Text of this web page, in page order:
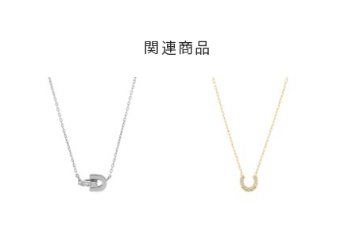
チェーン全長(取り外し不可) 40c
トップ 縦：約4.7mm 横：約7.6
mm 厚さ：約5mm
カテゴリー
ネックレス
■お届け目安が「3営業日以内に発送」の商品
例：金曜日17時までのご注文→翌週火曜日までに
発送いたします。
■お届け目安が「約1ヶ月半以内～」の商品
ご注文いただいてから在庫状況を確認いたしま
ージの購入履歴一覧よりご注文状況をご確認いた
ご注文状況が「注文済み」の場合に限り、キャ
ンセルを承ります。
メンバーシップ未登録のお客さまは、お問い合
わせフォームよりご連絡ください。
返品・交換以下の場合、商品の返品・交換・返金
関連商品